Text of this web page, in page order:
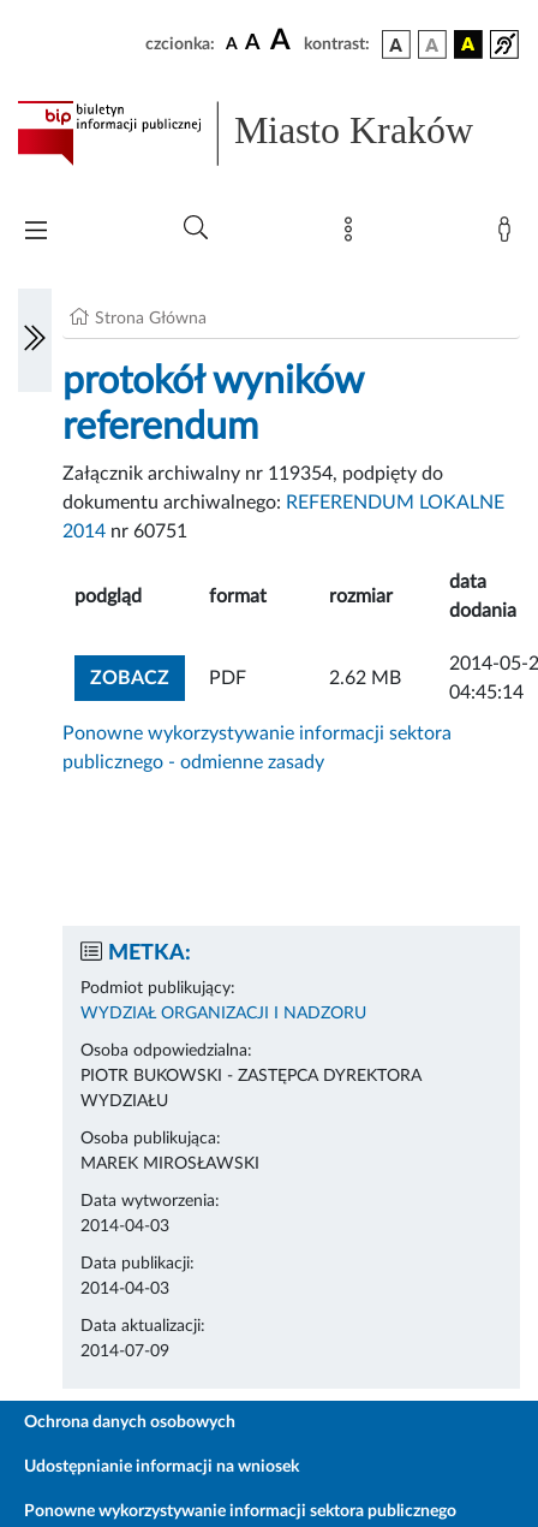
czcionka: A A A kontrast:
Miasto Kraków
Strona Główna
protokół wyników
referendum
Załącznik archiwalny nr 119354, podpięty do
dokumentu archiwalnego: REFERENDUM LOKALNE
2014 nr 60751
podgląd format rozmiar
data
dodania
ZOBACZZOBACZ ZAŁĄCZNIK
PDF 2.62 MB
2014-05-
04:45:14
Ponowne wykorzystywanie informacji sektora
publicznego - odmienne zasady
METKA:
Podmiot publikujący:
WYDZIAŁ ORGANIZACJI I NADZORU
Osoba odpowiedzialna:
PIOTR BUKOWSKI - ZASTĘPCA DYREKTORA
WYDZIAŁU
Osoba publikująca:
MAREK MIROSŁAWSKI
Data wytworzenia:
2014-04-03
Data publikacji:
2014-04-03
Data aktualizacji:
2014-07-09
Ochrona danych osobowych
Udostępnianie informacji na wniosek
Ponowne wykorzystywanie informacji sektora publicznego